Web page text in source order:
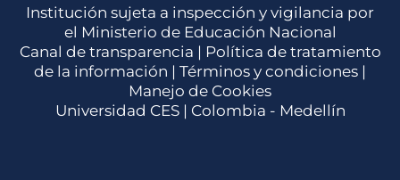
Institución sujeta a inspección y vigilancia por
el Ministerio de Educación Nacional
Canal de transparencia | Política de tratamiento
de la información | Términos y condiciones |
Manejo de Cookies
Universidad CES | Colombia - Medellín